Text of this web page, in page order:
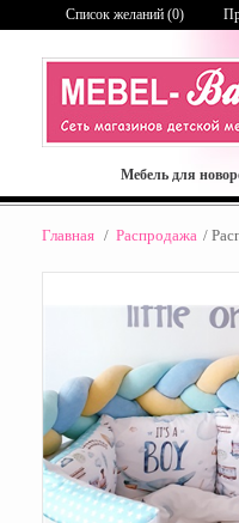
Список желаний (0)
Мебель для
Главная / Распродажа /